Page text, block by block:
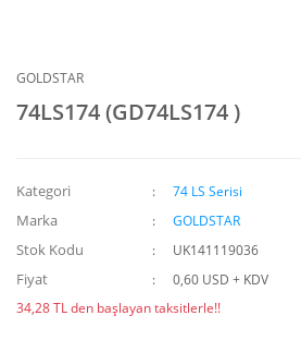
GOLDSTAR
74LS174 (GD74LS174 )
Kategori 74 LS Serisi
Marka GOLDSTAR
Stok Kodu UK141119036
Fiyat
0,60 USD + KDV
34,28 TL den başlayan taksitlerle!!